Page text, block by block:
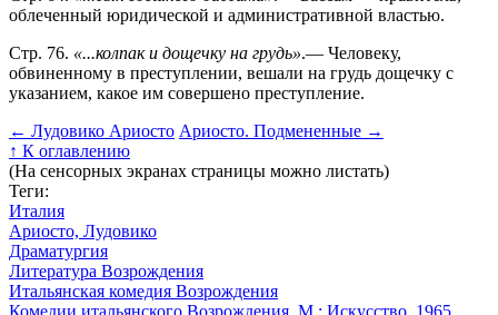
облеченный юридической и административной властью.
Стр. 76. «...колпак и дощечку на грудь».— Человеку,
обвиненному в преступлении, вешали на грудь дощечку с
указанием, какое им совершено преступление.
← Лудовико Ариосто Ариосто. Подмененные →
↑ К оглавлению
(На сенсорных экранах страницы можно листать)
Теги:
Италия
Ариосто, Лудовико
Драматургия
Литература Возрождения
Итальянская комедия Возрождения
Комедии итальянского Возрождения. М.: Искусство, 1965